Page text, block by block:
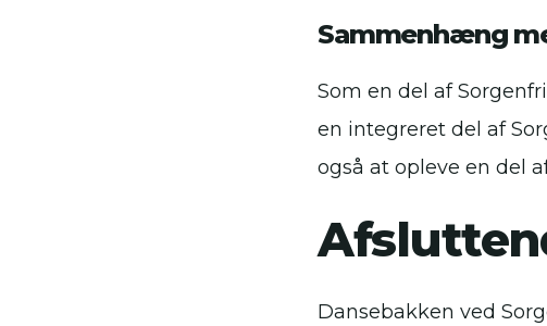
Sammenhæng
Som en del af
en integreret del af
også at opleve en del
Dansebakken ved